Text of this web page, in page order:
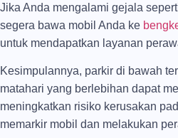
Jika Anda mengalami gejala
segera bawa mobil Anda ke
untuk mendapatkan layanan
Kesimpulannya, parkir di bawah
matahari yang berlebihan dapat
meningkatkan risiko kerusakan
memarkir mobil dan melakukan